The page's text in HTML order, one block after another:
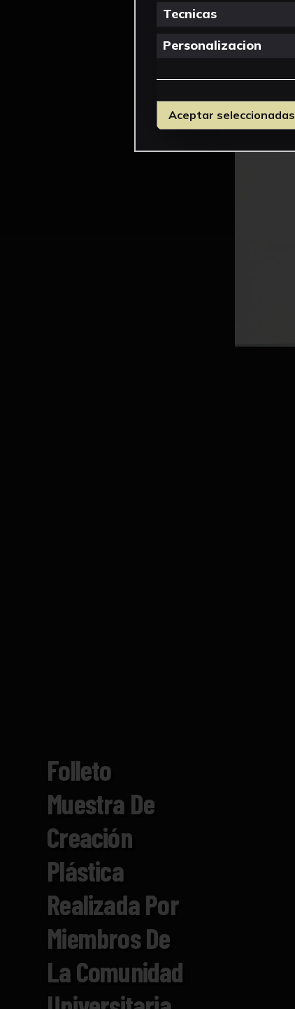
Folleto
Muestra De
Creación
Plástica
Realizada Por
Miembros De
La Comunidad
Tecnicas
Personalizacion
Aceptar seleccionadas